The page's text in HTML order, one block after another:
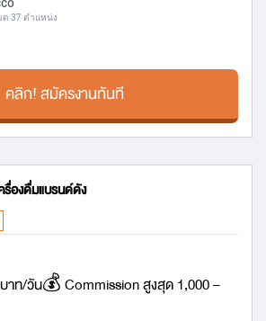
ด 37 ตำแหน่ง
คลิก! สมัครงานทันที
รื่องดื่มแบรนด์ดัง
าท/วัน💰 Commission สูงสุด 1,000 –